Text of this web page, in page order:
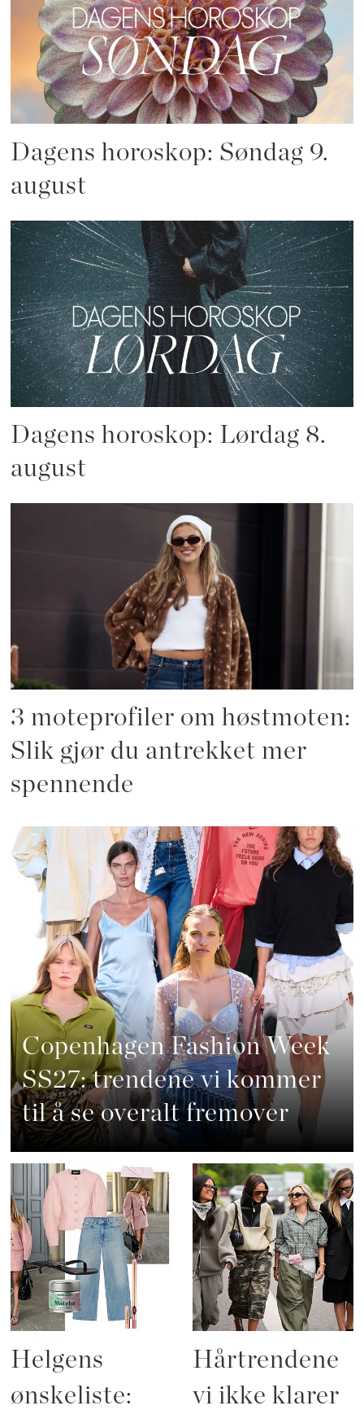
Dagens horoskop: Søndag 9.
august
Dagens horoskop: Lørdag 8.
august
3 moteprofiler om høstmoten:
Slik gjør du antrekket mer
spennende
Copenhagen Fashion Week
SS27: trendene vi kommer
til å se overalt fremover
Helgens
ønskeliste:
Hårtrendene
vi ikke klarer